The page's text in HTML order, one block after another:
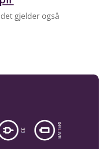
gjelder også